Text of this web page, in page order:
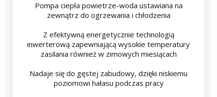
Pompa ciepła powietrze-woda ustawiana na
zewnątrz do ogrzewania i chłodzenia
Z efektywną energetycznie technologią
inwerterową zapewniającą wysokie temperatury
zasilania również w zimowych miesiącach
Nadaje się do gęstej zabudowy, dzięki niskiemu
poziomowi hałasu podczas pracy